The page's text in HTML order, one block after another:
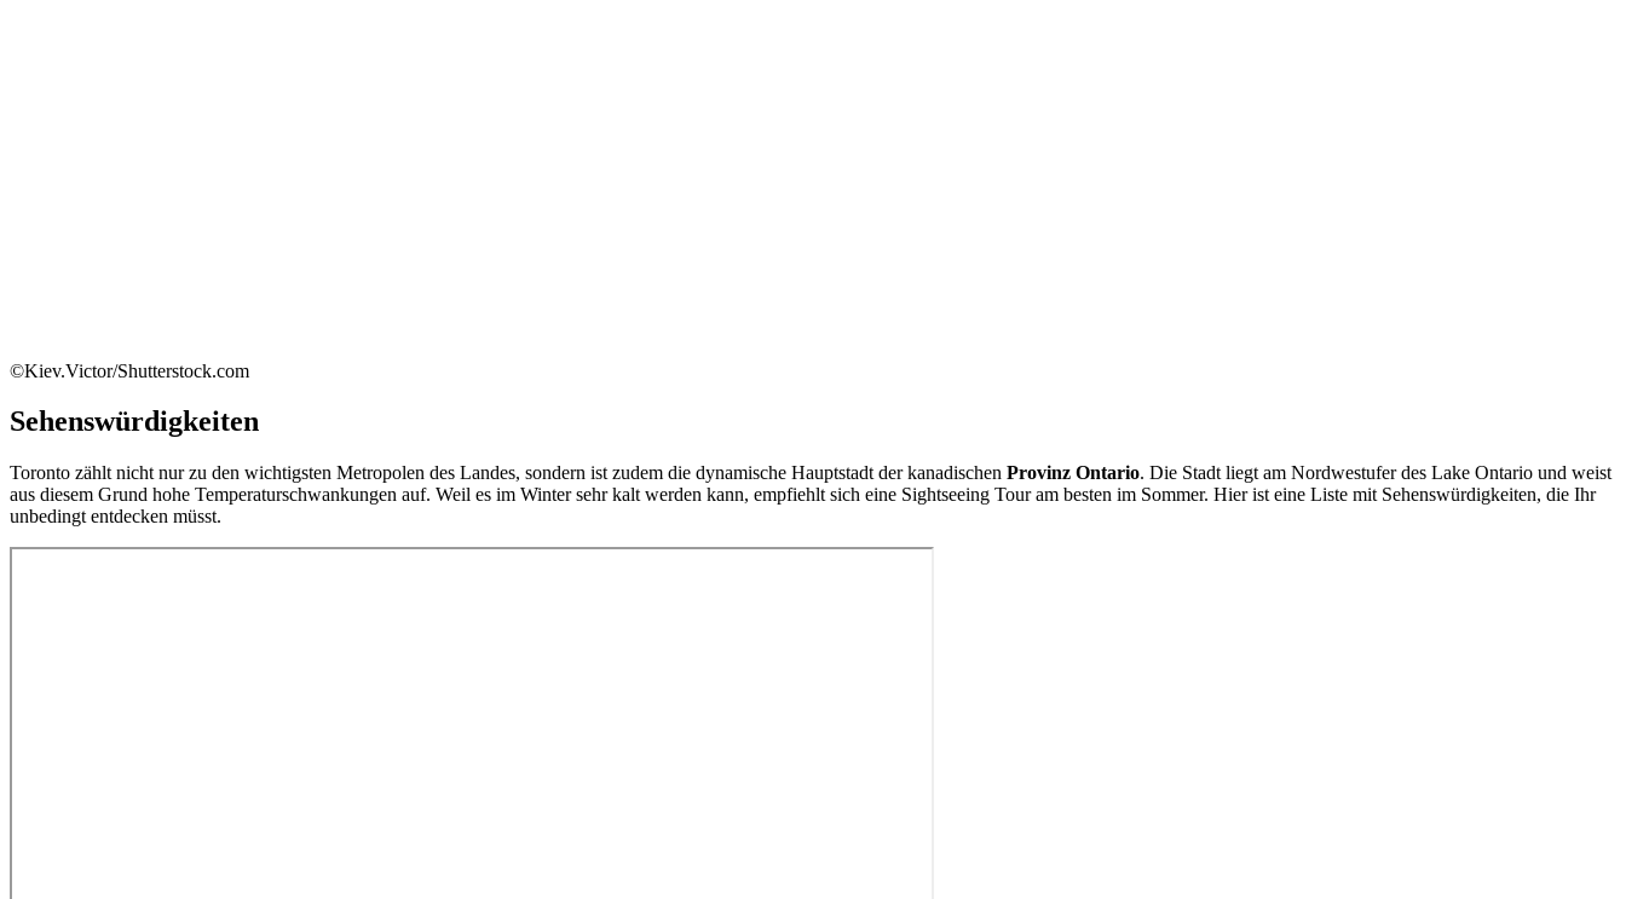
©Kiev.Victor/Shutterstock.com
Sehenswürdigkeiten
Toronto zählt nicht nur zu den wichtigsten Metropolen des Landes, sondern ist zudem die dynamische Hauptstadt der kanadischen Provinz Ontario. Die Stadt liegt am Nordwestufer des Lake Ontario und weist
aus diesem Grund hohe Temperaturschwankungen auf. Weil es im Winter sehr kalt werden kann, empfiehlt sich eine Sightseeing Tour am besten im Sommer. Hier ist eine Liste mit Sehenswürdigkeiten, die Ihr
unbedingt entdecken müsst.